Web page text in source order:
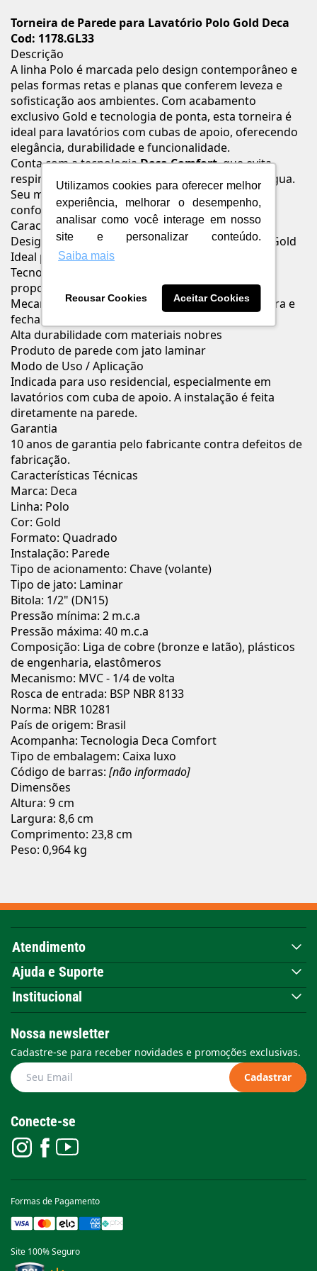
Utilizamos cookies para oferecer melhor
experiência, melhorar o desempenho,
analisar como você interage em nosso
site e personalizar conteúdo.
Saiba mais
Recusar Cookies Aceitar Cookies
Torneira de Parede para Lavatório Polo Gold Deca
Cod: 1178.GL33
Descrição
A linha Polo é marcada pelo design contemporâneo e
pelas formas retas e planas que conferem leveza e
sofisticação aos ambientes. Com acabamento
exclusivo Gold e tecnologia de ponta, esta torneira é
ideal para lavatórios com cubas de apoio, oferecendo
elegância, durabilidade e funcionalidade.
Conta com a tecnologiaDeca Comfort, que evita
respingos e contribui para o uso consciente da água.
Seu mecanismo de1/4 de volta garante maior
conforto e controle de vazão.
Características e Benefícios
Design moderno e sofisticado com acabamento Gold
Ideal para lavatórios com cubas de apoio
Tecnologia Deca Comfort: evita respingos e
proporciona economia
Mecanismo 1/4 de volta: mais conforto na abertura e
fechamento
Alta durabilidade com materiais nobres
Produto de parede com jato laminar
Modo de Uso / Aplicação
Indicada para uso residencial, especialmente em
lavatórios com cuba de apoio. A instalação é feita
diretamente na parede.
Garantia
10 anos de garantia pelo fabricante contra defeitos de
fabricação.
Características Técnicas
Marca: Deca
Linha: Polo
Cor: Gold
Formato: Quadrado
Instalação: Parede
Tipo de acionamento: Chave (volante)
Tipo de jato: Laminar
Bitola: 1/2" (DN15)
Pressão mínima: 2 m.c.a
Pressão máxima: 40 m.c.a
Composição: Liga de cobre (bronze e latão), plásticos
de engenharia, elastômeros
Mecanismo: MVC - 1/4 de volta
Rosca de entrada: BSP NBR 8133
Norma: NBR 10281
País de origem: Brasil
Acompanha: Tecnologia Deca Comfort
Tipo de embalagem: Caixa luxo
Código de barras: [não informado]
Dimensões
Altura: 9 cm
Largura: 8,6 cm
Comprimento: 23,8 cm
Peso: 0,964 kg
Atendimento
Ajuda e Suporte
Institucional
Nossa newsletter
Cadastre-se para receber novidades e promoções exclusivas.
Cadastrar
Conecte-se
Formas de Pagamento
Site 100% Seguro